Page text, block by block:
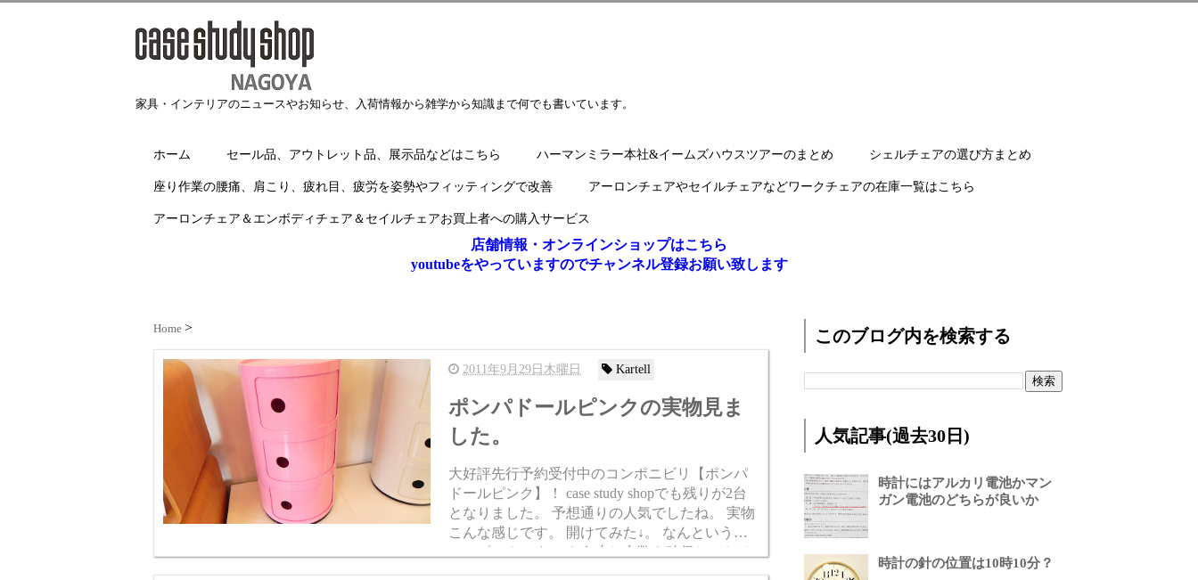
家具・インテリアのニュースやお知らせ、入荷情報から雑学から知識まで何でも書いています。
ホーム セール品、アウトレット品、展示品などはこちら ハーマンミラー本社&イームズハウスツアーのまとめ シェルチェアの選び方まとめ
座り作業の腰痛、肩こり、疲れ目、疲労を姿勢やフィッティングで改善 アーロンチェアやセイルチェアなどワークチェアの在庫一覧はこちら
アーロンチェア＆エンボディチェア＆セイルチェアお買上者への購入サービス
店舗情報・オンラインショップはこちら
youtubeをやっていますのでチャンネル登録お願い致します
Home
2011年9月29日木曜日 Kartell
ポンパドールピンクの実物見ま
した。
大好評先行予約受付中のコンポニビリ【ポンパ
ドールピンク】！ case study shopでも残りが2台
となりました。 予想通りの人気でしたね。 実物
こんな感じです。 開けてみた↓。 なんという
か、ピンクです。 もう少し台数を確保しておけ
ば良かったかな？と思ったりもします。 しか...
このブログ内を検索する
人気記事(過去30日)
時計にはアルカリ電池かマン
ガン電池のどちらが良いか
時計の針の位置は10時10分？